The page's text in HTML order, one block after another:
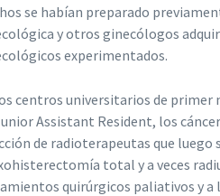
se habían preparado
y otros ginecólogos
experimentados.
centros universitarios de primer
Assistant Resident, los
de radioterapeutas que
total y a veces
quirúrgicos paliativos y a